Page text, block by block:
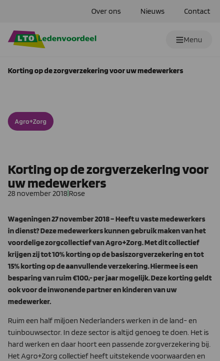
Over ons Nieuws Contact
Menu
Korting op de zorgverzekering voor uw medewerkers
Agro+Zorg
Korting op de zorgverzekering voor
uw medewerkers
28 november 2018 Rose
Wageningen 27 november 2018 – Heeft u vaste medewerkers
in dienst? Deze medewerkers kunnen gebruik maken van het
voordelige zorgcollectief van Agro+Zorg. Met dit collectief
krijgen zij tot 10% korting op de basiszorgverzekering en tot
15% korting op de aanvullende verzekering. Hiermee is een
besparing van ruim €100,- per jaar mogelijk. Deze korting geldt
ook voor de inwonende partner en kinderen van uw
medewerker.
Ruim een half miljoen Nederlanders werken in de land- en
tuinbouwsector. In deze sector is altijd genoeg te doen. Het is
hard werken en daar hoort een passende zorgverzekering bij.
Het Agro+Zorg collectief heeft uitstekende voorwaarden en